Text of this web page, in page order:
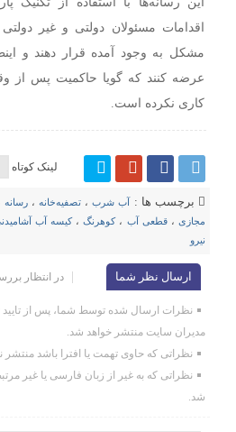
اقدامات مسئولان دولتی و غیر
مشکل به وجود آمده قرار دهند و
عرضه کنند که گویا حاکمیت پس از
کاری نکرده است.
لینک کوتاه
برچسب ها : آب شرب ،تصفیه‌خانه ، رسانه‌
مجازی ،قطعی آب ،کوهرنگ،کیسه‌ آب
نیرو
ارسال نظر شما در انتظار
نظرات ارسال شده توسط شما، پس از
مدیران سایت منتشر خواهد شد.
نظراتی که حاوی تهمت یا افترا باشد منتشر
نظراتی که به غیر از زبان فارسی یا غیر
شد.